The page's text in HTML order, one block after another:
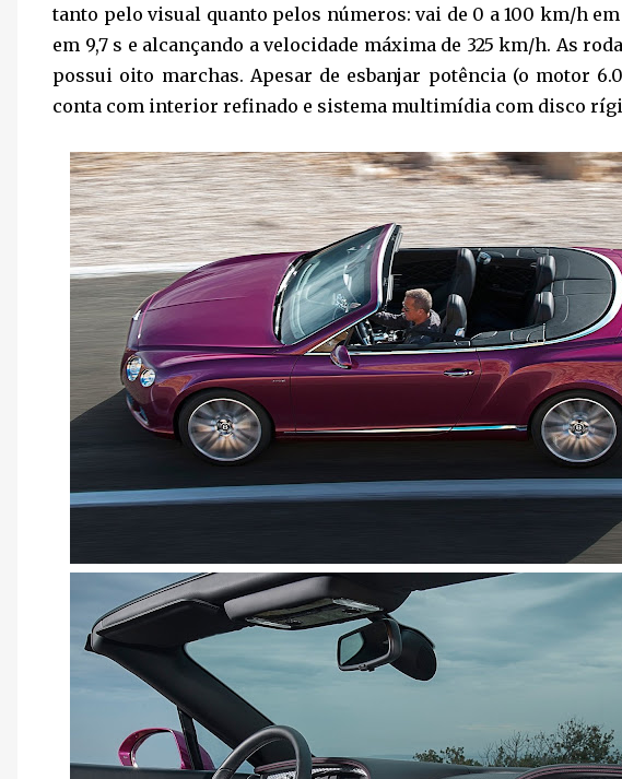
tanto pelo visual quanto pelos números: vai de 0 a 100 km/h
em 9,7 s e alcançando a velocidade máxima de 325 km/h. As
possui oito marchas. Apesar de esbanjar potência (o motor 6.0
conta com interior refinado e sistema multimídia com disco